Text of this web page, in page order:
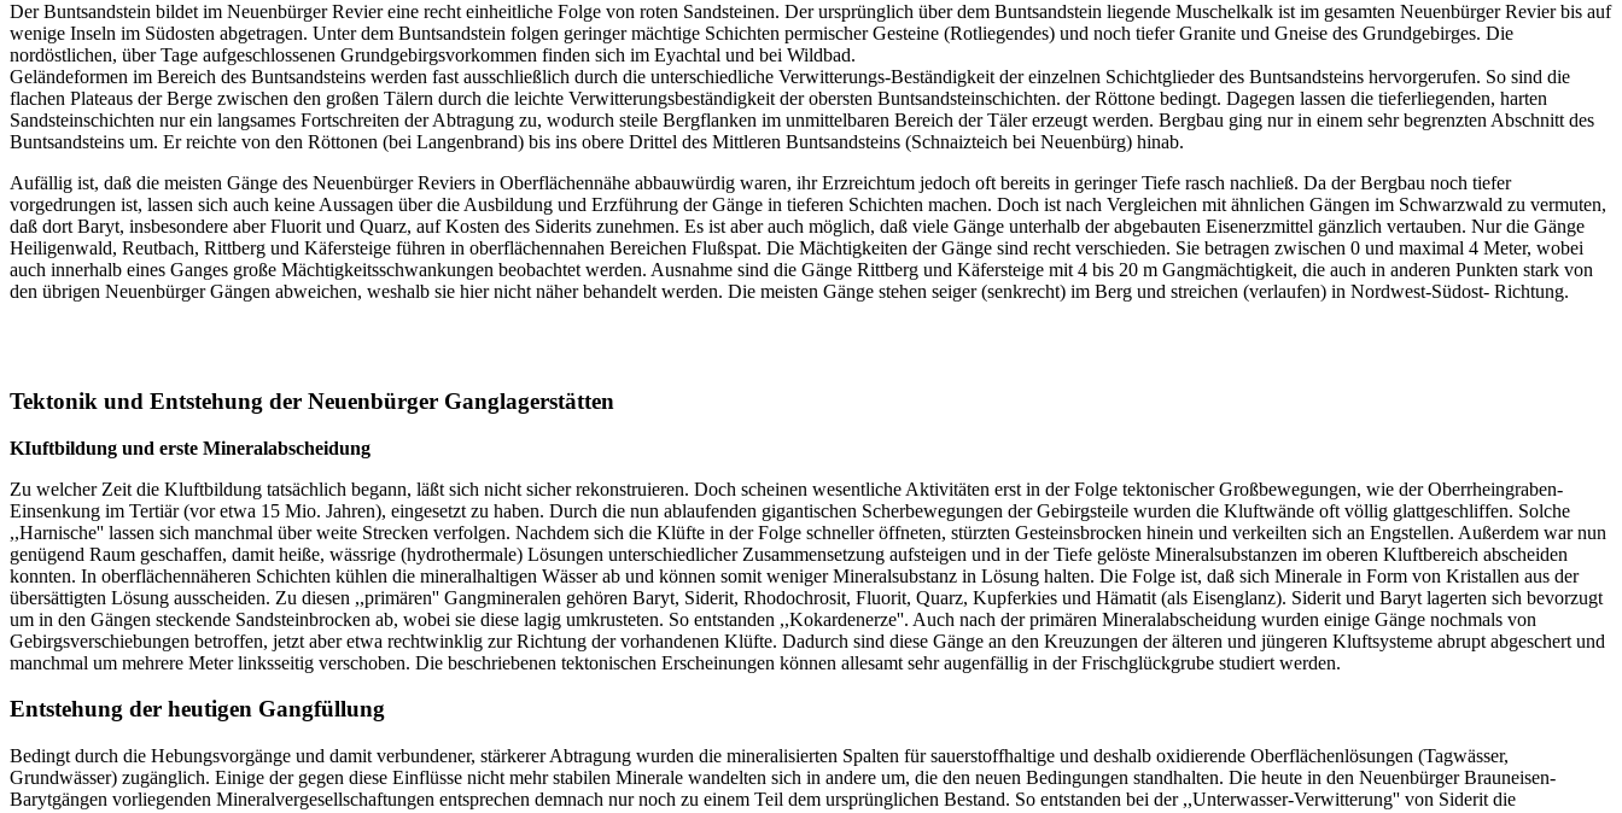
Der Buntsandstein bildet im Neuenbürger Revier eine recht einheitliche Folge von roten Sandsteinen. Der ursprünglich über dem Buntsandstein liegende Muschelkalk ist im gesamten Neuenbürger Revier bis auf
wenige Inseln im Südosten abgetragen. Unter dem Buntsandstein folgen geringer mächtige Schichten permischer Gesteine (Rotliegendes) und noch tiefer Granite und Gneise des Grundgebirges. Die
nordöstlichen, über Tage aufgeschlossenen Grundgebirgsvorkommen finden sich im Eyachtal und bei Wildbad.
Geländeformen im Bereich des Buntsandsteins werden fast ausschließlich durch die unterschiedliche Verwitterungs-Beständigkeit der einzelnen Schichtglieder des Buntsandsteins hervorgerufen. So sind die
flachen Plateaus der Berge zwischen den großen Tälern durch die leichte Verwitterungsbeständigkeit der obersten Buntsandsteinschichten. der Röttone bedingt. Dagegen lassen die tieferliegenden, harten
Sandsteinschichten nur ein langsames Fortschreiten der Abtragung zu, wodurch steile Bergflanken im unmittelbaren Bereich der Täler erzeugt werden. Bergbau ging nur in einem sehr begrenzten Abschnitt des
Buntsandsteins um. Er reichte von den Röttonen (bei Langenbrand) bis ins obere Drittel des Mittleren Buntsandsteins (Schnaizteich bei Neuenbürg) hinab.
Aufällig ist, daß die meisten Gänge des Neuenbürger Reviers in Oberflächennähe abbauwürdig waren, ihr Erzreichtum jedoch oft bereits in geringer Tiefe rasch nachließ. Da der Bergbau noch tiefer
vorgedrungen ist, lassen sich auch keine Aussagen über die Ausbildung und Erzführung der Gänge in tieferen Schichten machen. Doch ist nach Vergleichen mit ähnlichen Gängen im Schwarzwald zu vermuten,
daß dort Baryt, insbesondere aber Fluorit und Quarz, auf Kosten des Siderits zunehmen. Es ist aber auch möglich, daß viele Gänge unterhalb der abgebauten Eisenerzmittel gänzlich vertauben. Nur die Gänge
Heiligenwald, Reutbach, Rittberg und Käfersteige führen in oberflächennahen Bereichen Flußspat. Die Mächtigkeiten der Gänge sind recht verschieden. Sie betragen zwischen 0 und maximal 4 Meter, wobei
auch innerhalb eines Ganges große Mächtigkeitsschwankungen beobachtet werden. Ausnahme sind die Gänge Rittberg und Käfersteige mit 4 bis 20 m Gangmächtigkeit, die auch in anderen Punkten stark von
den übrigen Neuenbürger Gängen abweichen, weshalb sie hier nicht näher behandelt werden. Die meisten Gänge stehen seiger (senkrecht) im Berg und streichen (verlaufen) in Nordwest-Südost- Richtung.
Tektonik und Entstehung der Neuenbürger Ganglagerstätten
KIuftbildung und erste Mineralabscheidung
Zu welcher Zeit die Kluftbildung tatsächlich begann, läßt sich nicht sicher rekonstruieren. Doch scheinen wesentliche Aktivitäten erst in der Folge tektonischer Großbewegungen, wie der Oberrheingraben-
Einsenkung im Tertiär (vor etwa 15 Mio. Jahren), eingesetzt zu haben. Durch die nun ablaufenden gigantischen Scherbewegungen der Gebirgsteile wurden die Kluftwände oft völlig glattgeschliffen. Solche
,,Harnische'' lassen sich manchmal über weite Strecken verfolgen. Nachdem sich die Klüfte in der Folge schneller öffneten, stürzten Gesteinsbrocken hinein und verkeilten sich an Engstellen. Außerdem war nun
genügend Raum geschaffen, damit heiße, wässrige (hydrothermale) Lösungen unterschiedlicher Zusammensetzung aufsteigen und in der Tiefe gelöste Mineralsubstanzen im oberen Kluftbereich abscheiden
konnten. In oberflächennäheren Schichten kühlen die mineralhaltigen Wässer ab und können somit weniger Mineralsubstanz in Lösung halten. Die Folge ist, daß sich Minerale in Form von Kristallen aus der
übersättigten Lösung ausscheiden. Zu diesen ,,primären'' Gangmineralen gehören Baryt, Siderit, Rhodochrosit, Fluorit, Quarz, Kupferkies und Hämatit (als Eisenglanz). Siderit und Baryt lagerten sich bevorzugt
um in den Gängen steckende Sandsteinbrocken ab, wobei sie diese lagig umkrusteten. So entstanden ,,Kokardenerze''. Auch nach der primären Mineralabscheidung wurden einige Gänge nochmals von
Gebirgsverschiebungen betroffen, jetzt aber etwa rechtwinklig zur Richtung der vorhandenen Klüfte. Dadurch sind diese Gänge an den Kreuzungen der älteren und jüngeren Kluftsysteme abrupt abgeschert und
manchmal um mehrere Meter linksseitig verschoben. Die beschriebenen tektonischen Erscheinungen können allesamt sehr augenfällig in der Frischglückgrube studiert werden.
Entstehung der heutigen Gangfüllung
Bedingt durch die Hebungsvorgänge und damit verbundener, stärkerer Abtragung wurden die mineralisierten Spalten für sauerstoffhaltige und deshalb oxidierende Oberflächenlösungen (Tagwässer,
Grundwässer) zugänglich. Einige der gegen diese Einflüsse nicht mehr stabilen Minerale wandelten sich in andere um, die den neuen Bedingungen standhalten. Die heute in den Neuenbürger Brauneisen-
Barytgängen vorliegenden Mineralvergesellschaftungen entsprechen demnach nur noch zu einem Teil dem ursprünglichen Bestand. So entstanden bei der ,,Unterwasser-Verwitterung'' von Siderit die